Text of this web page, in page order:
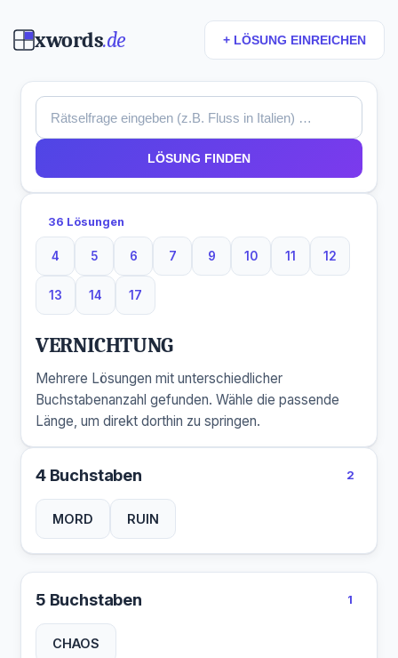
xwords.de + LÖSUNG EINREICHEN
LÖSUNG FINDEN
36 Lösungen
4
4 Buchstaben
5
5 Buchstaben
6
6 Buchstaben
7
7 Buchstaben
9
9 Buchstaben
10
10 Buchstaben
11
11 Buchstaben
12
12
13
13 Buchstaben
14
14 Buchstaben
17
17 Buchstaben
VERNICHTUNG
Mehrere Lösungen mit unterschiedlicher
Buchstabenanzahl gefunden. Wähle die passende
Länge, um direkt dorthin zu springen.
4 Buchstaben 2
MORD RUIN
5 Buchstaben 1
CHAOS